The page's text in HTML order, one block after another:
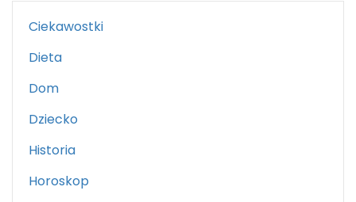
Ciekawostki
Dieta
Dom
Dziecko
Historia
Horoskop